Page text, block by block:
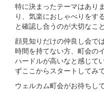
特に決まったテーマはあり
り、気楽におしゃべりをす
と確認し合うのが大切なこと
顔見知りだけの仲良し会で
時間を持てない方、町会の
ハードルが高いなと感じて
ずここからスタートしてみ
ウェルカム町会がお待ちし